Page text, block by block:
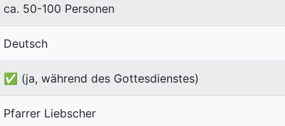
ca. 50-100 Personen
Deutsch
✅ (ja, während des Gottesdienstes)
Pfarrer Liebscher